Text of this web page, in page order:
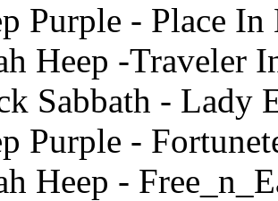
Purple - Place In
Heep -Traveler
Sabbath - Lady
Purple -
Heep -